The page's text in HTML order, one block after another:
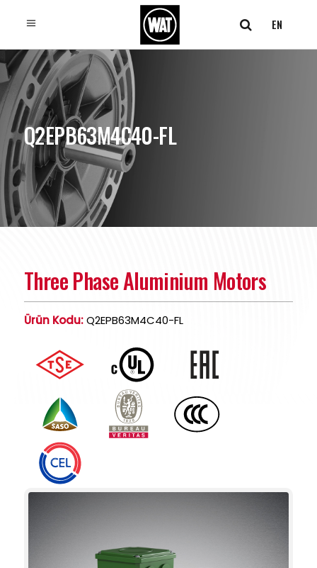
EN
Q2EPB63M4C40-FL
Three Phase Aluminium Motors
Ürün Kodu:Q2EPB63M4C40-FL